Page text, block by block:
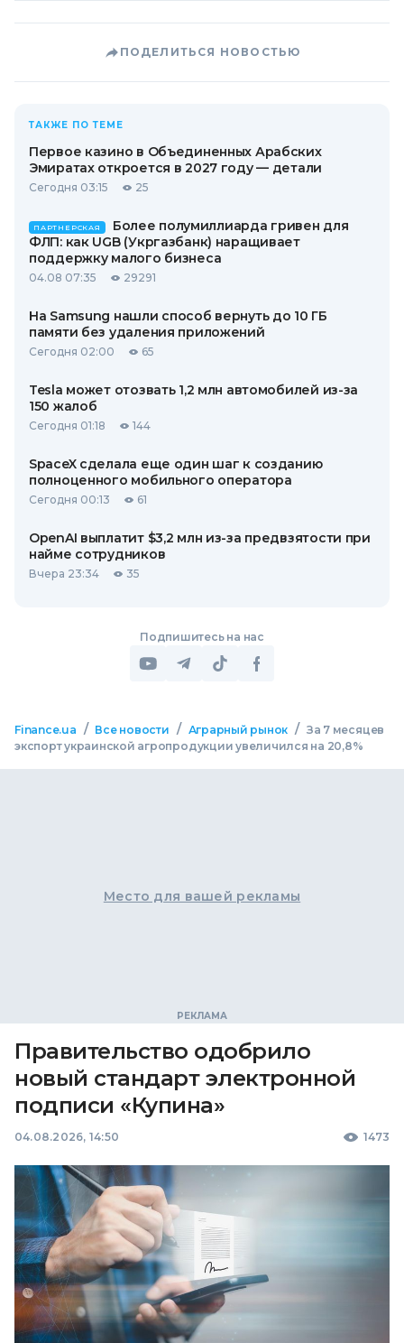
ПОДЕЛИТЬСЯ НОВОСТЬЮ
ТАКЖЕ ПО ТЕМЕ
Первое казино в Объединенных Арабских
Эмиратах откроется в 2027 году — детали
Сегодня 03:15 25
ПАРТНЕРСКАЯ
Более полумиллиарда гривен для
ФЛП: как UGB (Укргазбанк) наращивает
поддержку малого бизнеса
04.08 07:35 29291
На Samsung нашли способ вернуть до 10 ГБ
памяти без удаления приложений
Сегодня 02:00 65
Tesla может отозвать 1,2 млн автомобилей из-за
150 жалоб
Сегодня 01:18 144
SpaceX сделала еще один шаг к созданию
полноценного мобильного оператора
Сегодня 00:13 61
OpenAI выплатит $3,2 млн из-за предвзятости при
найме сотрудников
Вчера 23:34 35
Подпишитесь на нас
Finance.ua / Все новости / Аграрный рынок / За 7 месяцев
экспорт украинской агропродукции увеличился на 20,8%
Место для вашей рекламы
Правительство одобрило
новый стандарт электронной
подписи «Купина»
04.08.2026, 14:50 1473